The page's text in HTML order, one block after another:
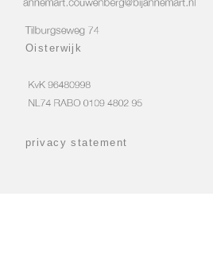
Oisterwijk
privacy statement